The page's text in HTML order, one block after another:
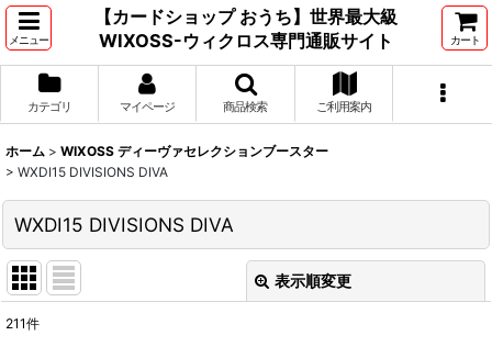
メニュー
【カードショップ おうち】世界最大級
WIXOSS-ウィクロス専門通販サイト
カート
カテゴリ マイページ 商品検索 ご利用案内
ホーム > WIXOSS ディーヴァセレクションブースター
> WXDI15 DIVISIONS DIVA
WXDI15 DIVISIONS DIVA
表示順変更
211件